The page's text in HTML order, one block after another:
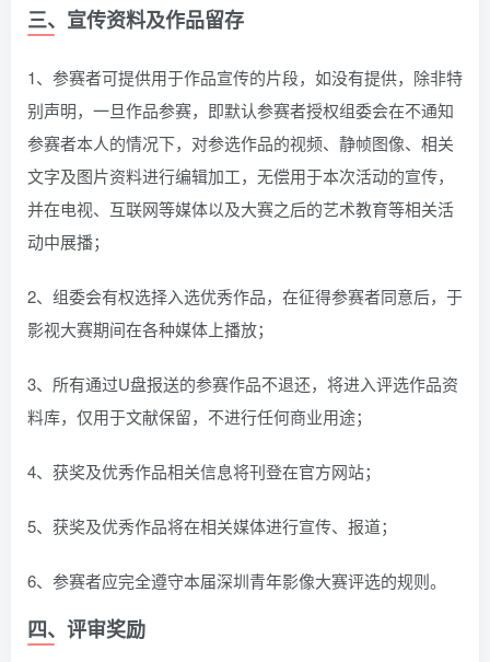
三、宣传资料及作品留存
1、参赛者可提供用于作品宣传的片段，如没有提供，除非特
别声明，一旦作品参赛，即默认参赛者授权组委会在不通知
参赛者本人的情况下，对参选作品的视频、静帧图像、相关
文字及图片资料进行编辑加工，无偿用于本次活动的宣传，
并在电视、互联网等媒体以及大赛之后的艺术教育等相关活
动中展播；
2、组委会有权选择入选优秀作品，在征得参赛者同意后，于
影视大赛期间在各种媒体上播放；
3、所有通过U盘报送的参赛作品不退还，将进入评选作品资
料库，仅用于文献保留，不进行任何商业用途；
4、获奖及优秀作品相关信息将刊登在官方网站；
5、获奖及优秀作品将在相关媒体进行宣传、报道；
6、参赛者应完全遵守本届深圳青年影像大赛评选的规则。
四、评审奖励